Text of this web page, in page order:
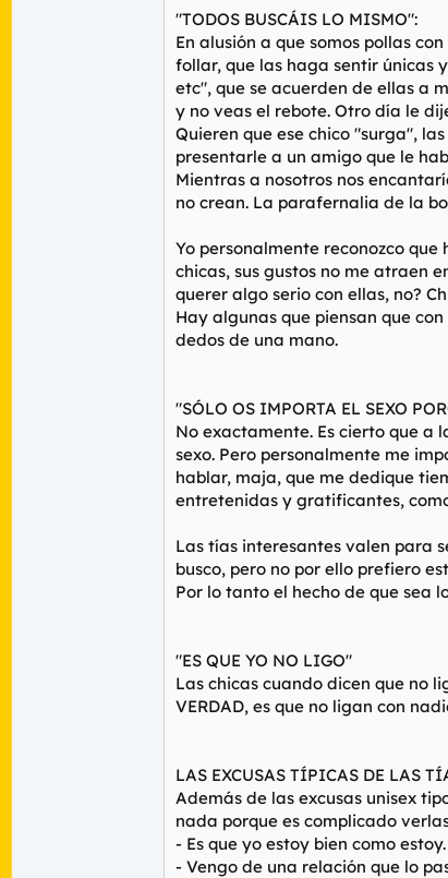
"TODOS BUSCÁIS LO MISMO":
En alusión a que somos pollas
follar, que las haga sentir únicas
etc", que se acuerden de ellas a
y no veas el rebote. Otro día le
Quieren que ese chico "surga",
presentarle a un amigo que le
Mientras a nosotros nos
no crean. La parafernalia de la
Yo personalmente reconozco
chicas, sus gustos no me atraen
querer algo serio con ellas, no?
Hay algunas que piensan que
dedos de una mano.
"SÓLO OS IMPORTA EL SEXO
No exactamente. Es cierto que a
sexo. Pero personalmente me
hablar, maja, que me dedique
entretenidas y gratificantes,
Las tías interesantes valen para
busco, pero no por ello prefiero
Por lo tanto el hecho de que sea
"ES QUE YO NO LIGO"
Las chicas cuando dicen que no
VERDAD, es que no ligan con
LAS EXCUSAS TÍPICAS DE LAS
Además de las excusas unisex
nada porque es complicado
- Es que yo estoy bien como
- Vengo de una relación que lo